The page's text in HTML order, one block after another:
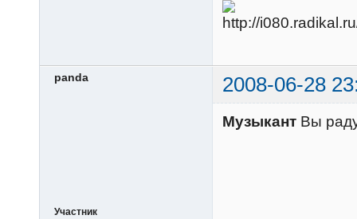
panda 2008-06-28
Участник
Музыкант Вы